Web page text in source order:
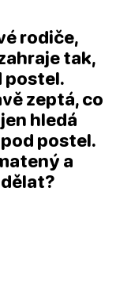
rodiče,
tak,
postel.
zeptá, co
hledá
postel.
a